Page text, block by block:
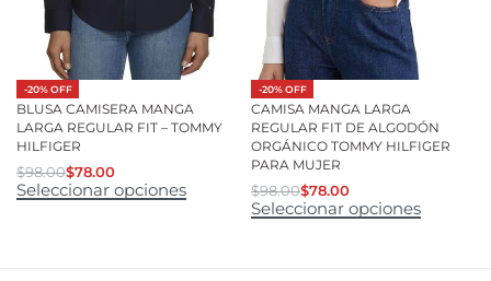
-20% OFF
BLUSA CAMISERA MANGA
LARGA REGULAR FIT – TOMMY
HILFIGER
$98.00$78.00
Seleccionar opciones
-20% OFF
CAMISA MANGA LARGA
REGULAR FIT DE ALGODÓN
ORGÁNICO TOMMY HILFIGER
PARA MUJER
$98.00$78.00
Seleccionar opciones